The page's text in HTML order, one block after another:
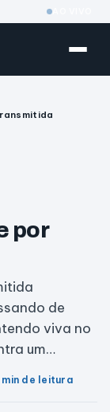
por
de
viva no
um…
min de leitura